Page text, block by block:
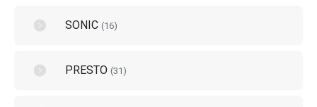
desde madeira maciça a plástico.
SONIC (16)
PRESTO (31 )